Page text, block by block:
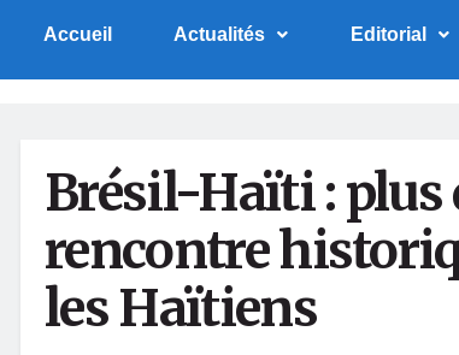
Accueil Actualités Editorial
Brésil-Haïti : plus
rencontre
les Haïtiens